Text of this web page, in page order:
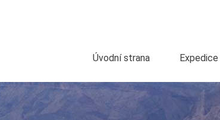
Úvodní strana Expedice